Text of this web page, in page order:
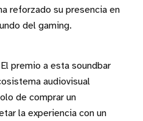
reforzado su presencia en
del gaming.
premio a esta soundbar
audiovisual
de comprar un
la experiencia con un